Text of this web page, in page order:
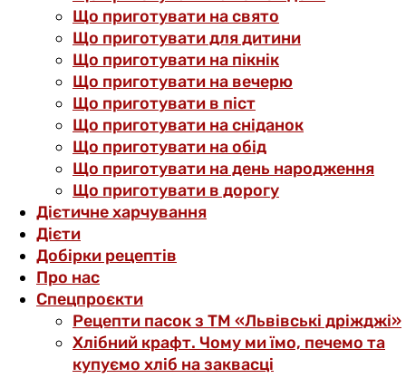
Що приготувати на свято
Що приготувати для дитини
Що приготувати на пікнік
Що приготувати на вечерю
Що приготувати в піст
Що приготувати на сніданок
Що приготувати на обід
Що приготувати на день народження
Що приготувати в дорогу
Дієтичне харчування
Дієти
Добірки рецептів
Про нас
Спецпроєкти
Рецепти пасок з ТМ «Львівські дріжджі»
Хлібний крафт. Чому ми їмо, печемо та
купуємо хліб на заквасці